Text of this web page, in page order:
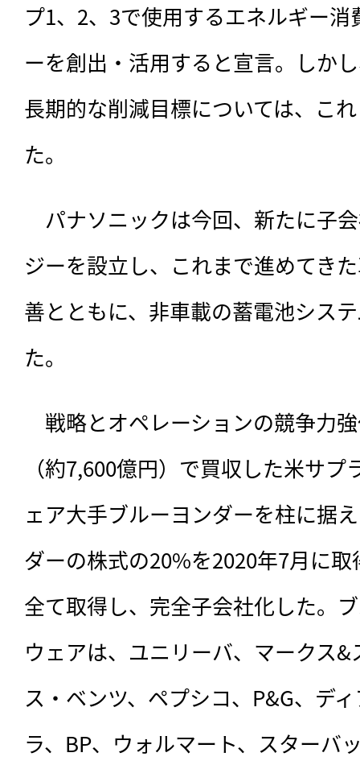
プ1、2、3で使用するエネルギー
ーを創出・活用すると宣言。しか
長期的な削減目標については、こ
た。
パナソニックは今回、新たに子
ジーを設立し、これまで進めてき
善とともに、非車載の蓄電池シス
た。
戦略とオペレーションの競争力
（約7,600億円）で買収した米サ
ェア大手ブルーヨンダーを柱に据
ダーの株式の20%を2020年7月に
全て取得し、完全子会社化した。
ウェアは、ユニリーバ、マークス
ス・ベンツ、ペプシコ、P&G、デ
ラ、BP、ウォルマート、スターバ